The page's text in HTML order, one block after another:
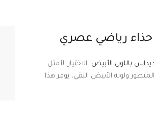
حذاء رياضي عصري
باللون الأبيض، الاختيار الأمثل
ولونه الأبيض النقي، يوفر هذا